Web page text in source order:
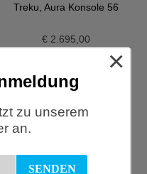
Treku, Aura Konsole 56
€ 2.695,00
€3.224,00
zu unserem
an.
×